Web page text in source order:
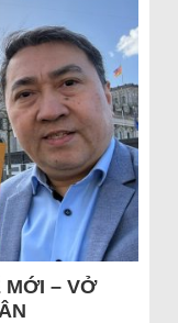
MỚI – VỞ